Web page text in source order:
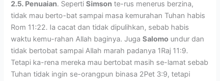
2.5. Penuaian. SepertiSimson te-rus menerus berzina,
tidak mau berto-bat sampai masa kemurahan Tuhan habis
Rom 11:22. Ia cacat dan tidak dipulihkan, sebab habis
waktu kemu-rahan Allah baginya. JugaSalomo undur dan
tidak bertobat sampai Allah marah padanya 1Raj 11:9.
Tetapi ka-rena mereka mau bertobat masih se-lamat sebab
Tuhan tidak ingin se-orangpun binasa 2Pet 3:9, tetapi